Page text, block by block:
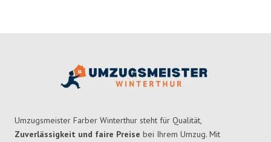
Umzugsmeister Farber Winterthur steht für Qualität,
Zuverlässigkeit und faire Preise bei Ihrem Umzug. Mit